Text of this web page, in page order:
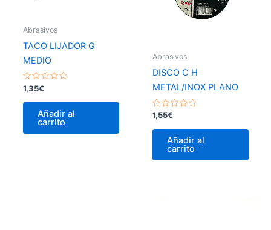
Abrasivos
TACO LIJADOR G
MEDIO
Valorado
con
0
1,35€
Añadir al
carrito
Abrasivos
DISCO C H
METAL/INOX PLANO
Valorado
con
0
1,55€
Añadir al
carrito